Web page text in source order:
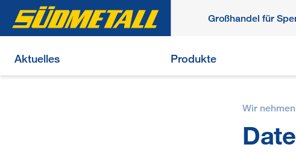
Großhandel für
Aktuelles Produkte
Wir